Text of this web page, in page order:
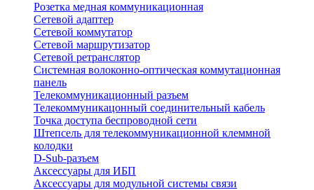
Розетка медная коммуникационная
Сетевой адаптер
Сетевой коммутатор
Сетевой маршрутизатор
Сетевой ретранслятор
Системная волоконно-оптическая коммутационная
панель
Телекоммуникационный разъем
Телекоммуникацонный соединительный кабель
Точка доступа беспроводной сети
Штепсель для телекоммуникационной клеммной
колодки
D-Sub-разъем
Аксессуары для ИБП
Аксессуары для модульной системы связи